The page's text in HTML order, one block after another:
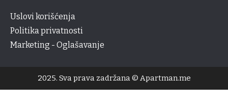
Uslovi korišćenja
Politika privatnosti
Marketing - Oglašavanje
2025. Sva prava zadržana © Apartman.me